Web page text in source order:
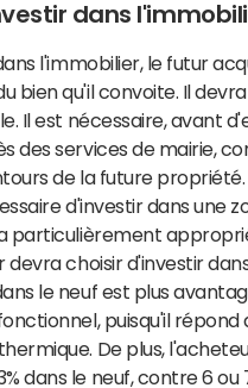
dans
l'immobilier, le futur
bien qu'il convoite. Il
Il est nécessaire, avant
des services de mairie,
de la future
d'investir dans une
particulièrement
devra choisir d'investir
le neuf est plus
puisqu'il
De plus,
dans le neuf, contre 6 ou